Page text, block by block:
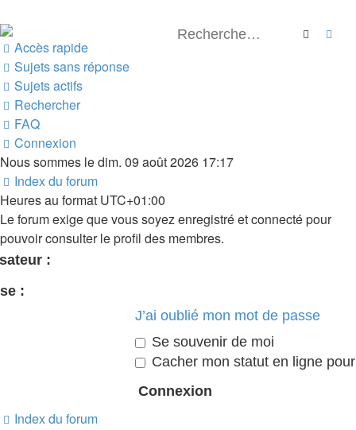
Accès rapide
Sujets sans réponse
Sujets actifs
Rechercher
FAQ
Connexion
Nous sommes le dim. 09 août 2026 17:17
Index du forum
Heures au format UTC+01:00
Le forum exige que vous soyez enregistré et connecté pour
pouvoir consulter le profil des membres.
:
:
J’ai oublié mon mot de passe
Se souvenir de moi
Cacher mon statut en ligne
Index du forum